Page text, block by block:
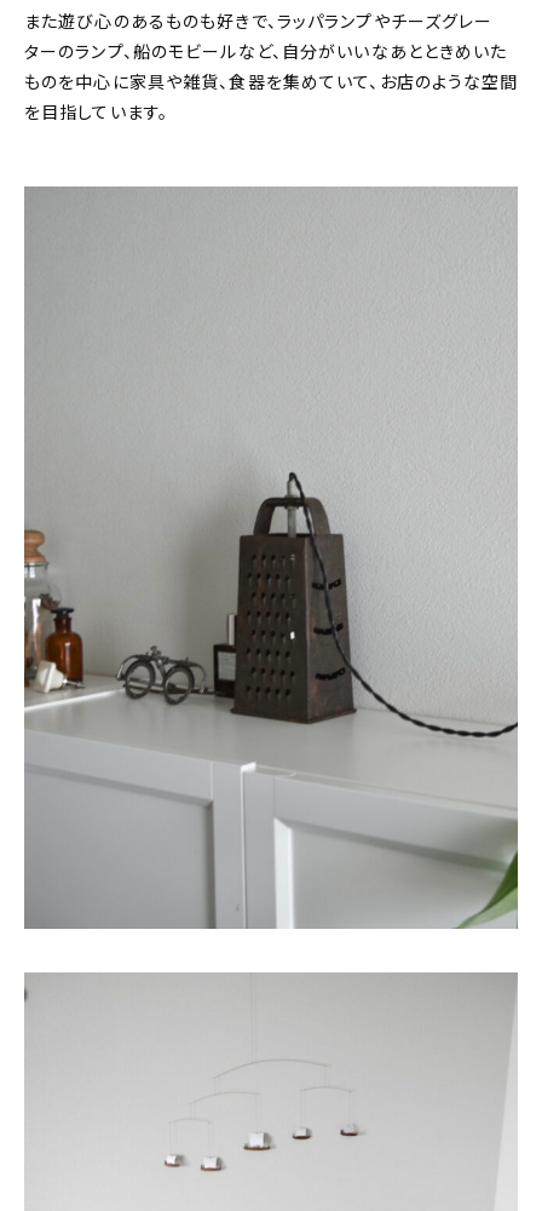
また遊び心のあるものも好きで、ラッパランプやチーズグレー
ターのランプ、船のモビールなど、自分がいいなあとときめいた
ものを中心に家具や雑貨、食器を集めていて、お店のような空間
を目指しています。